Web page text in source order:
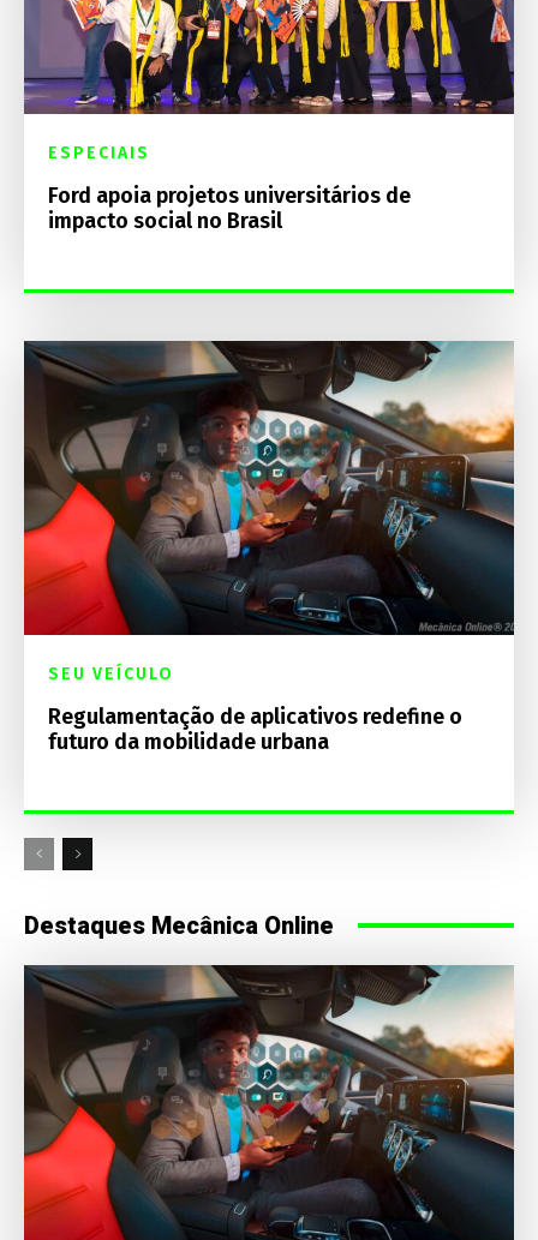
ESPECIAIS
Ford apoia projetos universitários de
impacto social no Brasil
SEU VEÍCULO
Regulamentação de aplicativos redefine o
futuro da mobilidade urbana
Destaques Mecânica Online